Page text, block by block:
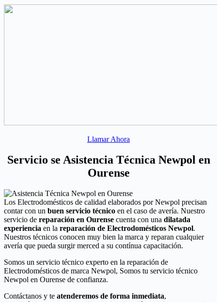
Llamar Ahora
Servicio se Asistencia Técnica Newpol en
Ourense
Los Electrodomésticos de calidad elaborados por Newpol precisan
contar con un buen servicio técnico en el caso de avería. Nuestro
servicio de reparación en Ourense cuenta con una dilatada
experiencia en la reparación de Electrodomésticos Newpol.
Nuestros técnicos conocen muy bien la marca y reparan cualquier
avería que pueda surgir merced a su contínua capacitación.
Somos un servicio técnico experto en la reparación de
Electrodomésticos de marca Newpol, Somos tu servicio técnico
Newpol en Ourense de confianza.
Contáctanos y te atenderemos de forma inmediata,